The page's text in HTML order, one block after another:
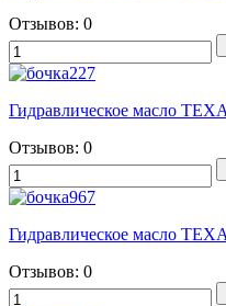
Отзывов: 0
Гидравлическое масло
Отзывов: 0
Гидравлическое масло
Отзывов: 0